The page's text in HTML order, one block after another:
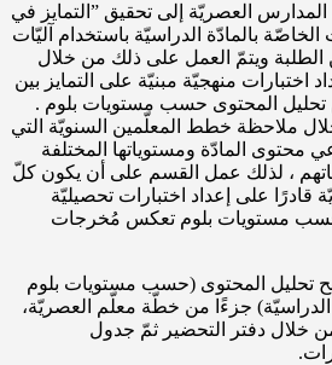
العصريّة إلى تحقيق ”التمايز في
الخاصّة بالمادّة الدراسيّة باستخدام آليّات
الطلبة ويتمّ العمل على ذلك من خلال
اختبارات منهجيّة مبنيّة على التمايز بين
المحتوى حسب مستويات بلوم .
ملاحظة خطط المعلّمين السنويّة التي
محتوى المادّة ومستوياتها المختلفة
، لذلك عمل القسم على أن يكون كلّ
على إعداد اختبارات تحصيليّة
حسب مستويات بلوم تعكس مُخرجات
تحليل المحتوى (حسب مستويات بلوم
الدراسيّة) جزءًا من خطّة معلّم العصريّة،
خلال دفتر التحضير ثمّ جدول